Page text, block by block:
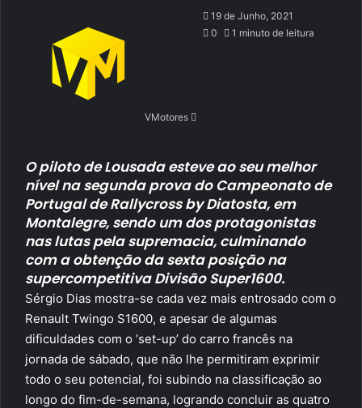
VMotores
Send
an
19 de Junho, 2021
0
1 minuto de leitura
O piloto de Lousada esteve ao seu melhor
nível na segunda prova do Campeonato de
Portugal de Rallycross by Diatosta, em
Montalegre, sendo um dos protagonistas
nas lutas pela supremacia, culminando
com a obtenção da sexta posição na
supercompetitiva Divisão Super1600.
Sérgio Dias mostra-se cada vez mais entrosado com o
Renault Twingo S1600, e apesar de algumas
dificuldades com o ‘set-up’ do carro francês na
jornada de sábado, que não lhe permitiram exprimir
todo o seu potencial, foi subindo na classificação ao
longo do fim-de-semana, logrando concluir as quatro